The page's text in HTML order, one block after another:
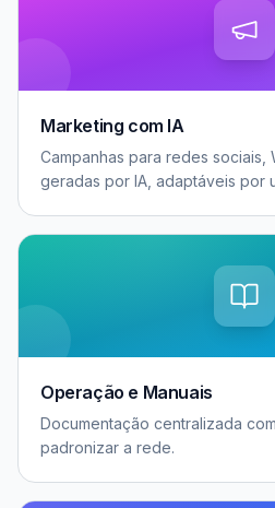
Marketing com IA
Campanhas para redes sociais,
geradas por IA, adaptáveis por
Operação e Manuais
Documentação centralizada
padronizar a rede.